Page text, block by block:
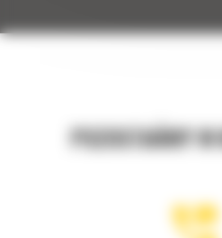
POZOSTAŃMY W